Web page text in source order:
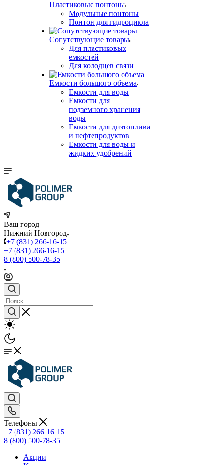
Пластиковые понтоны
Модульные понтоны
Понтон для гидроцикла
Сопутствующие товары
Для пластиковых
емкостей
Для колодцев связи
Емкости большого объема
Емкости для воды
Емкости для
подземного хранения
воды
Емкости для дизтоплива
и нефтепродуктов
Емкости для воды и
жидких удобрений
Ваш город
Нижний Новгород
+7 (831) 266-16-15
+7 (831) 266-16-15
8 (800) 500-78-35
Телефоны
+7 (831) 266-16-15
8 (800) 500-78-35
Акции